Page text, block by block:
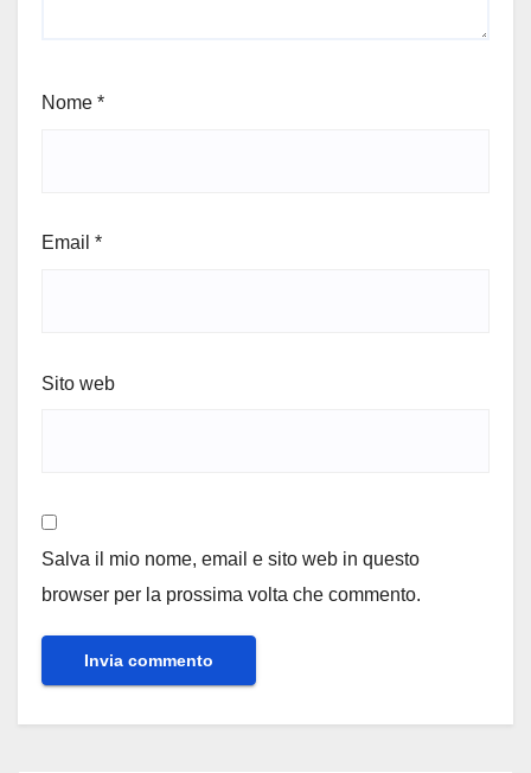
Nome *
Email *
Sito web
Salva il mio nome, email e sito web in questo
browser per la prossima volta che commento.